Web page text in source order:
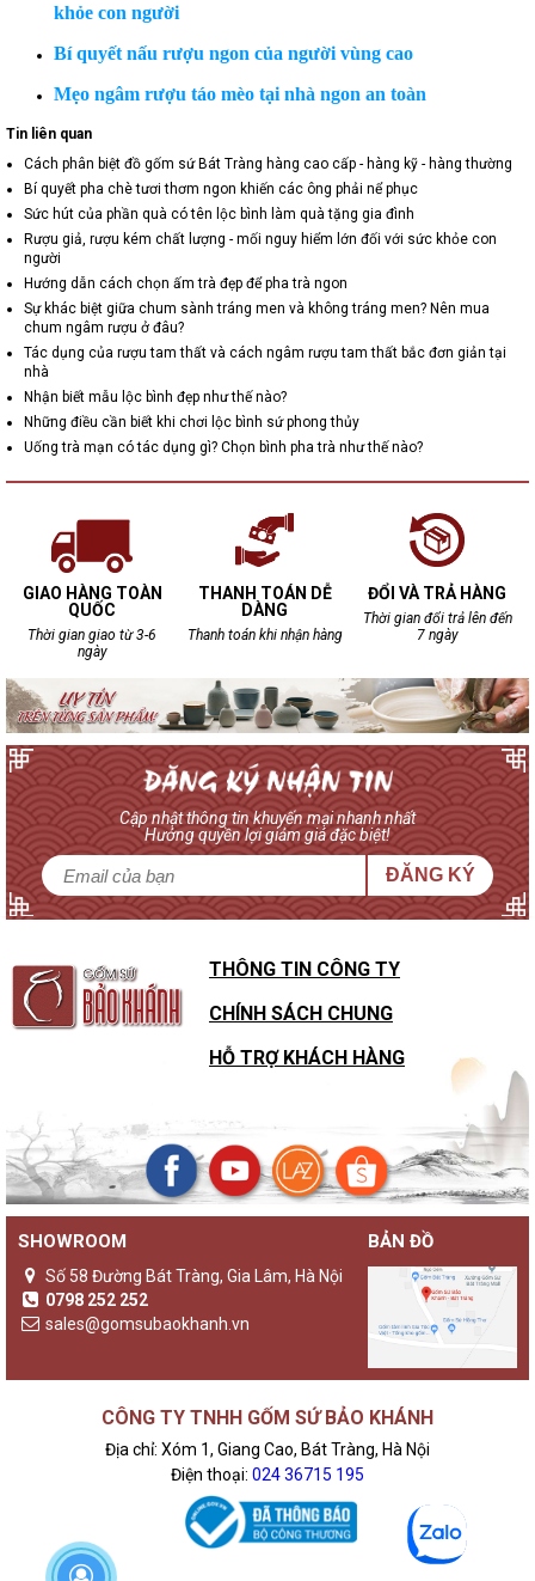
khỏe con người
Bí quyết nấu rượu ngon của người vùng cao
Mẹo ngâm rượu táo mèo tại nhà ngon an toàn
Tin liên quan
Cách phân biệt đồ gốm sứ Bát Tràng hàng cao cấp - hàng kỹ - hàng thường
Bí quyết pha chè tươi thơm ngon khiến các ông phải nể phục
Sức hút của phần quà có tên lộc bình làm quà tặng gia đình
Rượu giả, rượu kém chất lượng - mối nguy hiểm lớn đối với sức khỏe con
người
Hướng dẫn cách chọn ấm trà đẹp để pha trà ngon
Sự khác biệt giữa chum sành tráng men và không tráng men? Nên mua
chum ngâm rượu ở đâu?
Tác dụng của rượu tam thất và cách ngâm rượu tam thất bắc đơn giản tại
nhà
Nhận biết mẫu lộc bình đẹp như thế nào?
Những điều cần biết khi chơi lộc bình sứ phong thủy
Uống trà mạn có tác dụng gì? Chọn bình pha trà như thế nào?
GIAO HÀNG TOÀN
QUỐC
Thời gian giao từ 3-6
ngày
THANH TOÁN DỄ
DÀNG
Thanh toán khi nhận hàng
ĐỔI VÀ TRẢ HÀNG
Thời gian đổi trả lên đến
7 ngày
Cập nhật thông tin khuyến mại nhanh nhất
Hưởng quyền lợi giảm giá đặc biệt!
ĐĂNG KÝ
THÔNG TIN CÔNG TY
CHÍNH SÁCH CHUNG
HỖ TRỢ KHÁCH HÀNG
SHOWROOM
Số 58 Đường Bát Tràng, Gia Lâm, Hà Nội
0798 252 252
sales@gomsubaokhanh.vn
BẢN ĐỒ
CÔNG TY TNHH GỐM SỨ BẢO KHÁNH
Địa chỉ: Xóm 1, Giang Cao, Bát Tràng, Hà Nội
Điện thoại: 024 36715 195